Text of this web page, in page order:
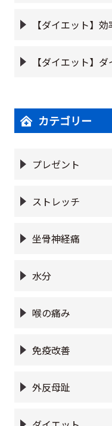
【ダイエット】
【ダイエット】
カテゴリー
プレゼント
ストレッチ
坐骨神経痛
水分
喉の痛み
免疫改善
外反母趾